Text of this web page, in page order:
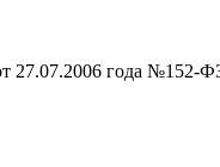
27.07.2006 года №152-